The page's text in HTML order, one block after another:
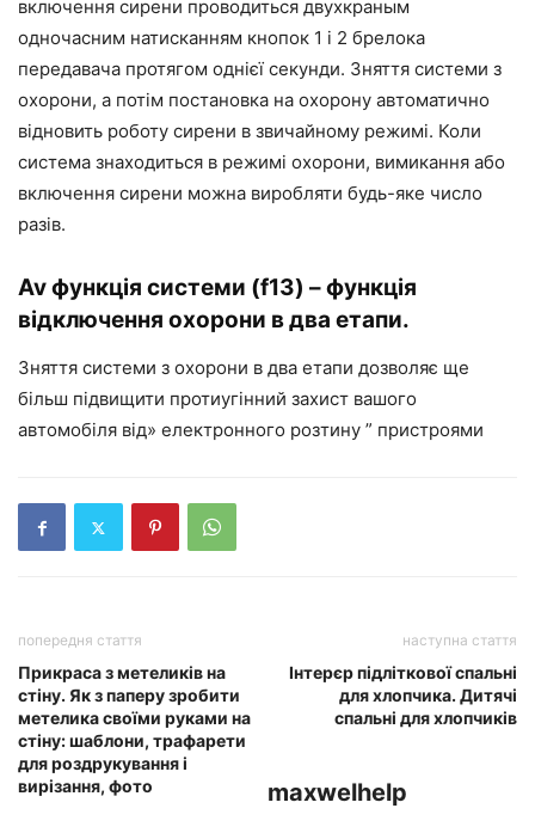
включення сирени проводиться двухкраным
одночасним натисканням кнопок 1 і 2 брелока
передавача протягом однієї секунди. Зняття системи з
охорони, а потім постановка на охорону автоматично
відновить роботу сирени в звичайному режимі. Коли
система знаходиться в режимі охорони, вимикання або
включення сирени можна виробляти будь-яке число
разів.
Av функція системи (f13) – функція
відключення охорони в два етапи.
Зняття системи з охорони в два етапи дозволяє ще
більш підвищити протиугінний захист вашого
автомобіля від» електронного розтину ” пристроями
попередня стаття
Прикраса з метеликів на
стіну. Як з паперу зробити
метелика своїми руками на
стіну: шаблони, трафарети
для роздрукування і
вирізання, фото
наступна стаття
Інтерєр підліткової спальні
для хлопчика. Дитячі
спальні для хлопчиків
maxwelhelp